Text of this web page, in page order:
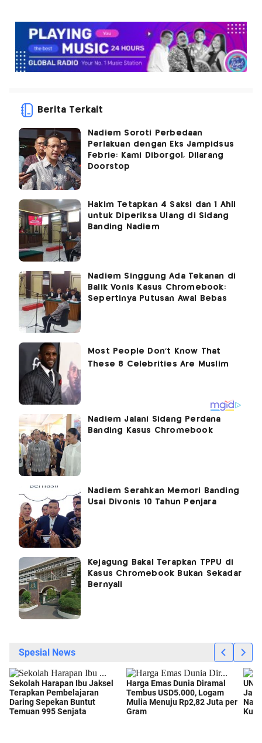
Berita Terkait
Nadiem Soroti Perbedaan
Perlakuan dengan Eks Jampidsus
Febrie: Kami Diborgol, Dilarang
Doorstop
Hakim Tetapkan 4 Saksi dan 1 Ahli
untuk Diperiksa Ulang di Sidang
Banding Nadiem
Nadiem Singgung Ada Tekanan di
Balik Vonis Kasus Chromebook:
Sepertinya Putusan Awal Bebas
Nadiem Jalani Sidang Perdana
Banding Kasus Chromebook
Nadiem Serahkan Memori Banding
Usai Divonis 10 Tahun Penjara
Kejagung Bakal Terapkan TPPU di
Kasus Chromebook Bukan Sekadar
Bernyali